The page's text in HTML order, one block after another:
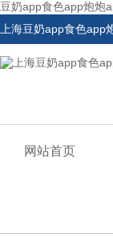
豆奶app食色app炮炮
上海豆奶app食色app炮
网站首页